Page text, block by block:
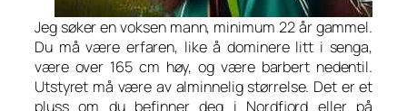
Jeg søker en voksen mann, minimum 22 år gammel.
Du må være erfaren, like å dominere litt i senga,
være over 165 cm høy, og være barbert nedentil.
Utstyret må være av alminnelig størrelse. Det er et
pluss om du befinner deg i Nordfjord eller på